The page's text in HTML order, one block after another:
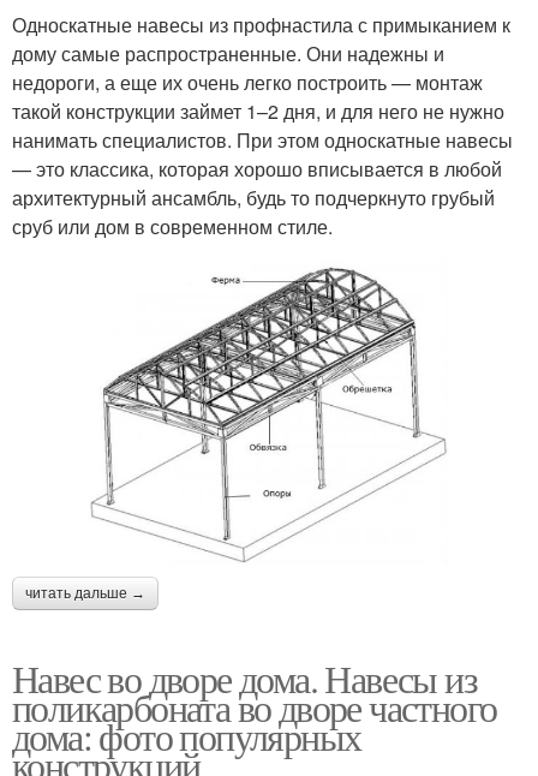
Односкатные навесы из профнастила с примыканием к
дому самые распространенные. Они надежны и
недороги, а еще их очень легко построить — монтаж
такой конструкции займет 1–2 дня, и для него не нужно
нанимать специалистов. При этом односкатные навесы
— это классика, которая хорошо вписывается в любой
архитектурный ансамбль, будь то подчеркнуто грубый
сруб или дом в современном стиле.
читать дальше →
Навес во дворе дома. Навесы из
поликарбоната во дворе частного
дома: фото популярных
конструкций